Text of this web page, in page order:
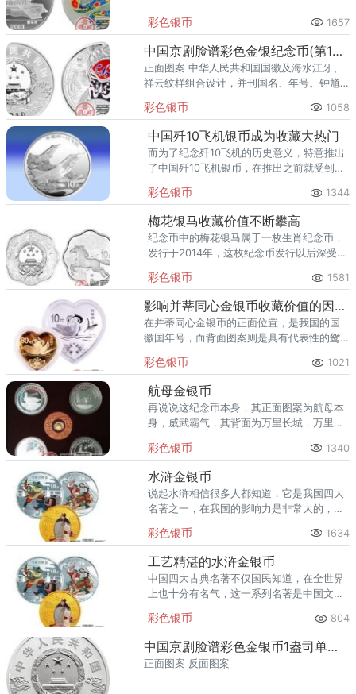
彩色银币 1657
中国京剧脸谱彩色金银纪念币(第1组) 1盎司彩色圆形银质纪念币
正面图案 中华人民共和国国徽及海水江牙、
祥云纹样组合设计，并刊国名、年号。钟馗
馗的形象来的抵御鬼邪的入侵，这也是我国
民俗文化的一个传统标志。
彩色银币 1058
中国歼10飞机银币成为收藏大热门
而为了纪念歼10飞机的历史意义，特意推出
了中国歼10飞机银币，在推出之前就受到很
彩色银币 1344
梅花银马收藏价值不断攀高
纪念币中的梅花银马属于一枚生肖纪念币，
发行于2014年，这枚纪念币发行以后深受关
彩色银币 1581
影响并蒂同心金银币收藏价值的因素有哪些
在并蒂同心金银币的正面位置，是我国的国
徽国年号，而背面图案则是具有代表性的鸳
的收藏价格达到了3000。
彩色银币 1021
航母金银币
再说说这纪念币本身，其正面图案为航母本
身，威武霸气，其背面为万里长城，万里长
我国的大好河山。
彩色银币 1340
水浒金银币
说起水浒相信很多人都知道，它是我国四大
名著之一，在我国的影响力是非常大的，所
定在2009年8月发行一套以它为题材的金银
纪念币，这
彩色银币 1634
工艺精湛的水浒金银币
中国四大古典名著不仅国民知道，在全世界
上也十分有名气，这一系列名著是中国文化
底蕴深厚。
彩色银币 804
中国京剧脸谱彩色金银币1盎司单雄信彩色银币
正面图案 反面图案